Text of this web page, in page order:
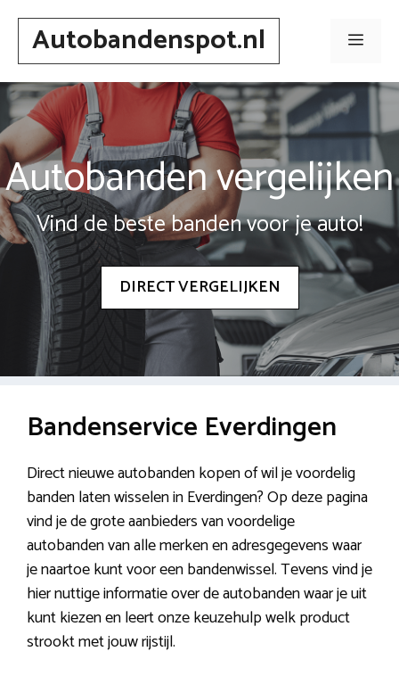
Spring
inhoudAutobandenspot.nl Menu
Autobanden vergelijken
Vind de beste banden voor je auto!
DIRECT VERGELIJKEN
Bandenservice Everdingen
Direct nieuwe autobanden kopen of wil je voordelig
banden laten wisselen in Everdingen? Op deze pagina
vind je de grote aanbieders van voordelige
autobanden van alle merken en adresgegevens waar
je naartoe kunt voor een bandenwissel. Tevens vind je
hier nuttige informatie over de autobanden waar je uit
kunt kiezen en leert onze keuzehulp welk product
strookt met jouw rijstijl.